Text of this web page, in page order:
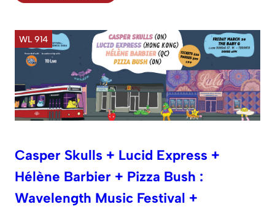
WL 914
Casper Skulls + Lucid Express +
Hélène Barbier + Pizza Bush :
Wavelength Music Festival +